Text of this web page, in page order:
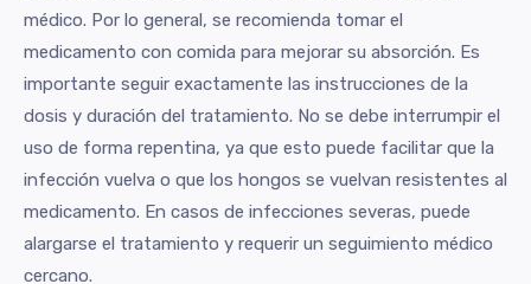
médico. Por lo general, se recomienda tomar el
medicamento con comida para mejorar su absorción. Es
importante seguir exactamente las instrucciones de la
dosis y duración del tratamiento. No se debe interrumpir el
uso de forma repentina, ya que esto puede facilitar que la
infección vuelva o que los hongos se vuelvan resistentes al
medicamento. En casos de infecciones severas, puede
alargarse el tratamiento y requerir un seguimiento médico
cercano.